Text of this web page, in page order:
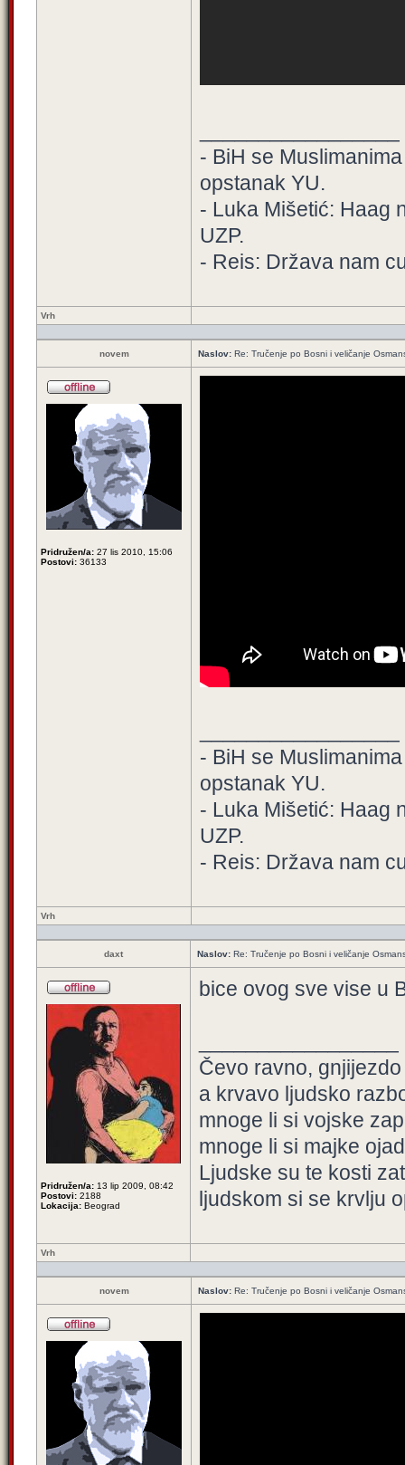
- BiH se
opstanak YU.
- Luka Mišetić: Haag
UZP.
- Reis: Država nam
Vrh
novem Naslov: Re: Tručenje po Bosni i veličanje
Pridružen/a: 27 lis 2010, 15:06
Postovi: 36133
- BiH se
opstanak YU.
- Luka Mišetić: Haag
UZP.
- Reis: Država nam
Vrh
daxt Naslov: Re: Tručenje po Bosni i veličanje
Pridružen/a: 13 lip 2009, 08:42
Postovi: 2188
Lokacija: Beograd
bice ovog sve vise u
Čevo ravno,
a krvavo ljudsko
mnoge li si vojske
mnoge li si majke
Ljudske su te kosti
ljudskom si se krvlju
Vrh
novem Naslov: Re: Tručenje po Bosni i veličanje